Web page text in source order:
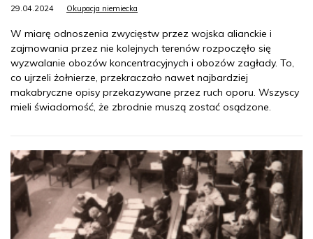
29.04.2024 Okupacja niemiecka
W miarę odnoszenia zwycięstw przez wojska alianckie i
zajmowania przez nie kolejnych terenów rozpoczęło się
wyzwalanie obozów koncentracyjnych i obozów zagłady. To,
co ujrzeli żołnierze, przekraczało nawet najbardziej
makabryczne opisy przekazywane przez ruch oporu. Wszyscy
mieli świadomość, że zbrodnie muszą zostać osądzone.